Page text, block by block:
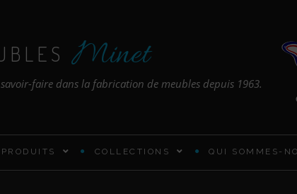
Minet
faire dans la fabrication de meubles depuis 1963.
PRODUITS COLLECTIONS QUI SOMMES-